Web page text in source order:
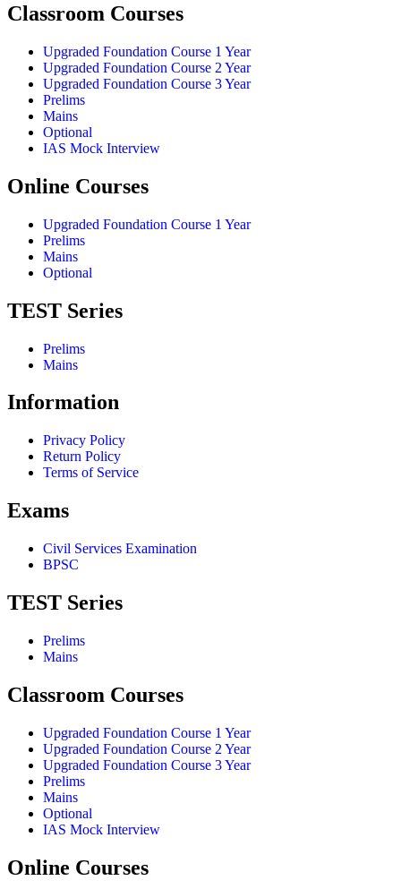
Classroom Courses
Upgraded Foundation Course 1 Year
Upgraded Foundation Course 2 Year
Upgraded Foundation Course 3 Year
Prelims
Mains
Optional
IAS Mock Interview
Online Courses
Upgraded Foundation Course 1 Year
Prelims
Mains
Optional
TEST Series
Prelims
Mains
Information
Privacy Policy
Return Policy
Terms of Service
Exams
Civil Services Examination
BPSC
TEST Series
Prelims
Mains
Classroom Courses
Upgraded Foundation Course 1 Year
Upgraded Foundation Course 2 Year
Upgraded Foundation Course 3 Year
Prelims
Mains
Optional
IAS Mock Interview
Online Courses